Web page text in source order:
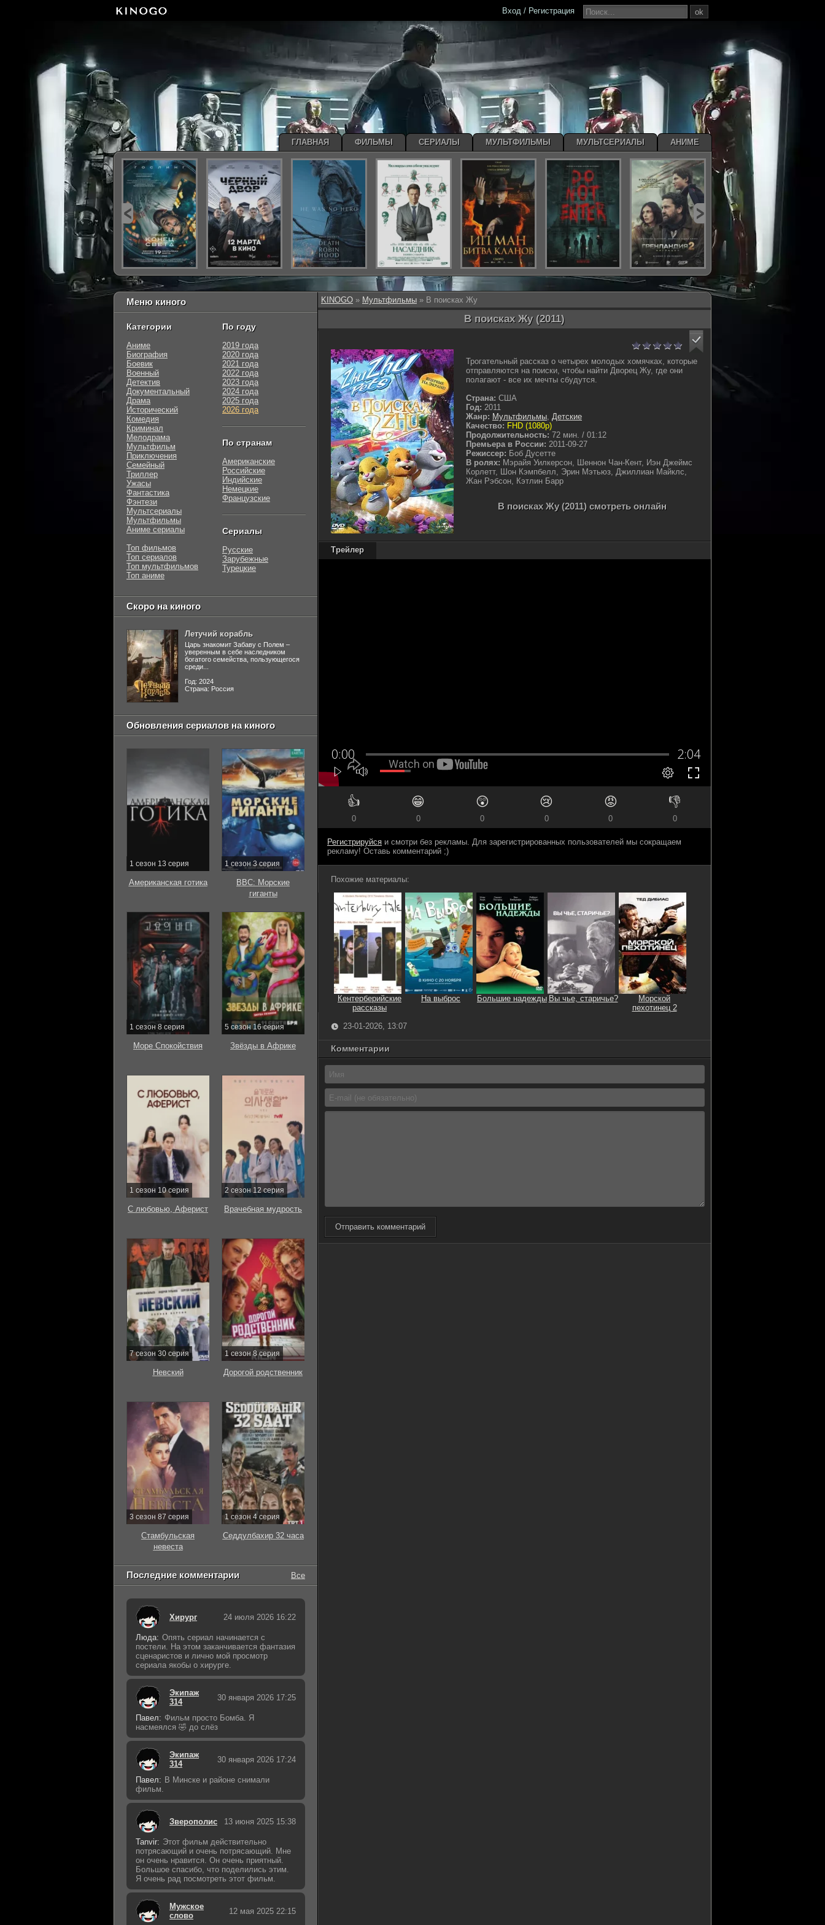
KINOGO » Мультфильмы » В поисках Жу
В поисках Жу (2011)
Трогательный рассказ о четырех молодых хомячках, которые
отправляются на поиски, чтобы найти Дворец Жу, где они
полагают - все их мечты сбудутся.
Страна: США
Год: 2011
Жанр: Мультфильмы, Детские
Качество: FHD (1080p)
Продолжительность: 72 мин. / 01:12
Премьера в России: 2011-09-27
Режиссер: Боб Дусетте
В ролях: Мэрайя Уилкерсон, Шеннон Чан-Кент, Иэн Джеймс
Корлетт, Шон Кэмпбелл, Эрин Мэтьюз, Джиллиан Майклс,
Жан Рэбсон, Кэтлин Барр
В поисках Жу (2011) смотреть онлайн
Трейлер
👍
0
😁
0
😲
0
😢
0
😡
0
👎
0
Регистрируйся и смотри без рекламы. Для зарегистрированных пользователей мы сокращаем
рекламу! Оставь комментарий ;)
Похожие материалы:
Кентерберийские
рассказы
На выброс Большие надежды Вы чье, старичье?
Морской
пехотинец 2
23-01-2026, 13:07
Комментарии
Отправить комментарий
Меню киного
Категории
Аниме
Биография
Боевик
Военный
Детектив
Документальный
Драма
Исторический
Комедия
Криминал
Мелодрама
Мультфильм
Приключения
Семейный
Триллер
Ужасы
Фантастика
Фэнтези
Мультсериалы
Мультфильмы
Аниме сериалы
Топ фильмов
Топ сериалов
Топ мультфильмов
Топ аниме
По году
2019 года
2020 года
2021 года
2022 года
2023 года
2024 года
2025 года
2026 года
По странам
Американские
Российские
Индийские
Немецкие
Французские
Сериалы
Русские
Зарубежные
Турецкие
Скоро на киного
Летучий корабль
Царь знакомит Забаву с Полем –
уверенным в себе наследником
богатого семейства, пользующегося
среди...
Год: 2024
Страна: Россия
Обновления сериалов на киного
1 сезон 13 серия
Американская готика
1 сезон 3 серия
BBC: Морские
гиганты
1 сезон 8 серия
Море Спокойствия
5 сезон 16 серия
Звёзды в Африке
1 сезон 10 серия
С любовью, Аферист
2 сезон 12 серия
Врачебная мудрость
7 сезон 30 серия
Невский
1 сезон 8 серия
Дорогой родственник
3 сезон 87 серия
Стамбульская
невеста
1 сезон 4 серия
Седдулбахир 32 часа
Последние комментарии Все
Хирург 24 июля 2026 16:22
Люда: Опять сериал начинается с
постели. На этом заканчивается фантазия
сценаристов и лично мой просмотр
сериала якобы о хирурге.
Экипаж
314
30 января 2026 17:25
Павел: Фильм просто Бомба. Я
насмеялся 🤣 до слёз
Экипаж
314
30 января 2026 17:24
Павел: В Минске и районе снимали
фильм.
Зверополис 13 июня 2025 15:38
Tanvir: Этот фильм действительно
потрясающий и очень потрясающий. Мне
он очень нравится. Он очень приятный.
Большое спасибо, что поделились этим.
Я очень рад посмотреть этот фильм.
Мужское
слово
12 мая 2025 22:15
ok
Вход / Регистрация
ГЛАВНАЯ ФИЛЬМЫ СЕРИАЛЫ МУЛЬТФИЛЬМЫ МУЛЬТСЕРИАЛЫ АНИМЕ